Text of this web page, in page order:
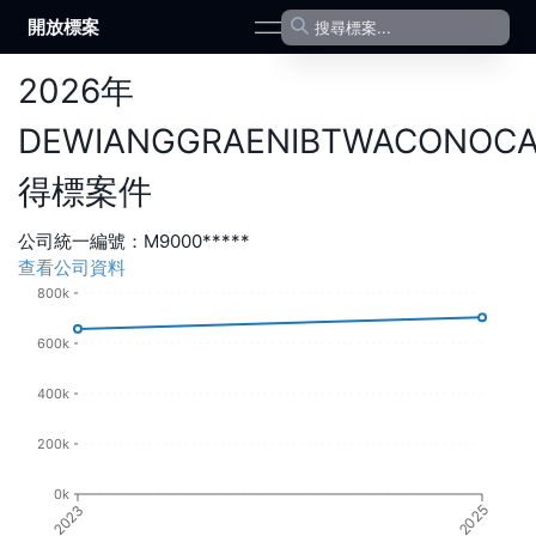
開放標案 open navigation menu
2026年
得標案件
公司統一編號： M9000*****
查看公司資料
2023 2025
0k
200k
400k
600k
800k